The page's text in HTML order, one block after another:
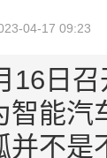
04-17 09:23
16日
智能汽
并不是